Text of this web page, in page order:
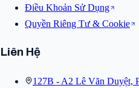
Điều Khoản Sử Dụng
Quyền Riêng Tư & Cookie
Liên Hệ
127B - A2 Lê Văn Duyệt,